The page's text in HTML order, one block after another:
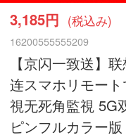
3,185円 (税込み)
16200555555209
【京闪一致送】
连スマホリモー
視无死角監視 5G
ピンフルカラー